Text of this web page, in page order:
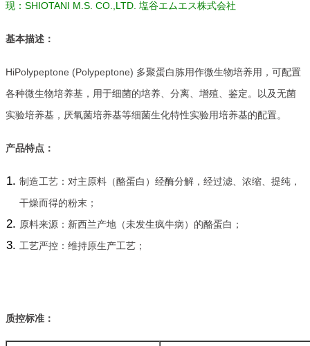
现：SHIOTANI M.S. CO.,LTD. 塩谷エムエス株式会社
基本描述：
HiPolypeptone (Polypeptone) 多聚蛋白胨用作微生物培养用，可配置
各种微生物培养基，用于细菌的培养、分离、增殖、鉴定。以及无菌
实验培养基，厌氧菌培养基等细菌生化特性实验用培养基的配置。
产品特点：
制造工艺：对主原料（酪蛋白）经酶分解，经过滤、浓缩、提纯，
干燥而得的粉末；
原料来源：新西兰产地（未发生疯牛病）的酪蛋白；
工艺严控：维持原生产工艺；
质控标准：